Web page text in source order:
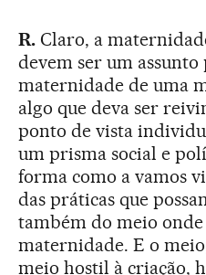
R.Claro, a
devem ser um
maternidade de uma
algo que deva ser
ponto de vista
um prisma social e
forma como a vamos
das práticas que
também do meio onde
maternidade. E o
meio hostil à criação,